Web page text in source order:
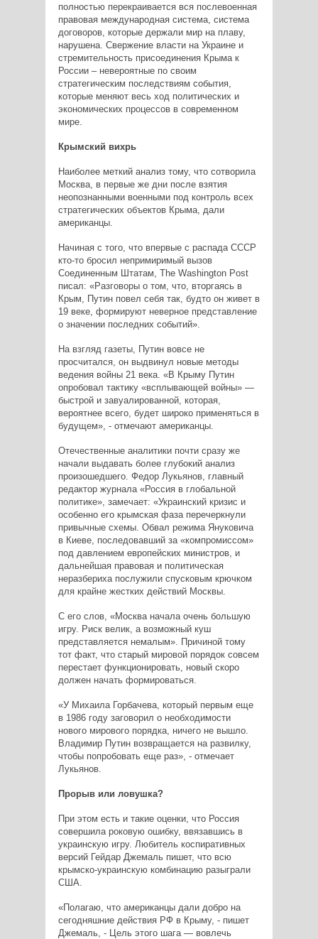
полностью перекраивается вся послевоенная
правовая международная система, система
договоров, которые держали мир на плаву,
нарушена. Свержение власти на Украине и
стремительность присоединения Крыма к
России – невероятные по своим
стратегическим последствиям события,
которые меняют весь ход политических и
экономических процессов в современном
мире.
Крымский вихрь
Наиболее меткий анализ тому, что сотворила
Москва, в первые же дни после взятия
неопознанными военными под контроль всех
стратегических объектов Крыма, дали
американцы.
Начиная с того, что впервые с распада СССР
кто-то бросил непримиримый вызов
Соединенным Штатам, The Washington Post
писал: «Разговоры о том, что, вторгаясь в
Крым, Путин повел себя так, будто он живет в
19 веке, формируют неверное представление
о значении последних событий».
На взгляд газеты, Путин вовсе не
просчитался, он выдвинул новые методы
ведения войны 21 века. «В Крыму Путин
опробовал тактику «всплывающей войны» —
быстрой и завуалированной, которая,
вероятнее всего, будет широко применяться в
будущем», - отмечают американцы.
Отечественные аналитики почти сразу же
начали выдавать более глубокий анализ
произошедшего. Федор Лукьянов, главный
редактор журнала «Россия в глобальной
политике», замечает: «Украинский кризис и
особенно его крымская фаза перечеркнули
привычные схемы. Обвал режима Януковича
в Киеве, последовавший за «компромиссом»
под давлением европейских министров, и
дальнейшая правовая и политическая
неразбериха послужили спусковым крючком
для крайне жестких действий Москвы.
С его слов, «Москва начала очень большую
игру. Риск велик, а возможный куш
представляется немалым». Причиной тому
тот факт, что старый мировой порядок совсем
перестает функционировать, новый скоро
должен начать формироваться.
«У Михаила Горбачева, который первым еще
в 1986 году заговорил о необходимости
нового мирового порядка, ничего не вышло.
Владимир Путин возвращается на развилку,
чтобы попробовать еще раз», - отмечает
Лукьянов.
Прорыв или ловушка?
При этом есть и такие оценки, что Россия
совершила роковую ошибку, ввязавшись в
украинскую игру. Любитель коспиративных
версий Гейдар Джемаль пишет, что всю
крымско-украинскую комбинацию разыграли
США.
«Полагаю, что американцы дали добро на
сегодняшние действия РФ в Крыму, - пишет
Джемаль, - Цель этого шага — вовлечь